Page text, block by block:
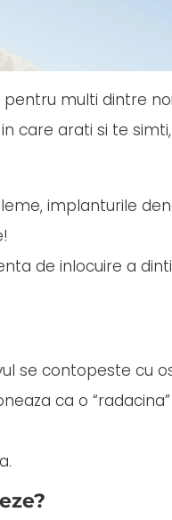
multi dintre
care arati si te
implanturile
de inlocuire a
se contopeste cu
ca o